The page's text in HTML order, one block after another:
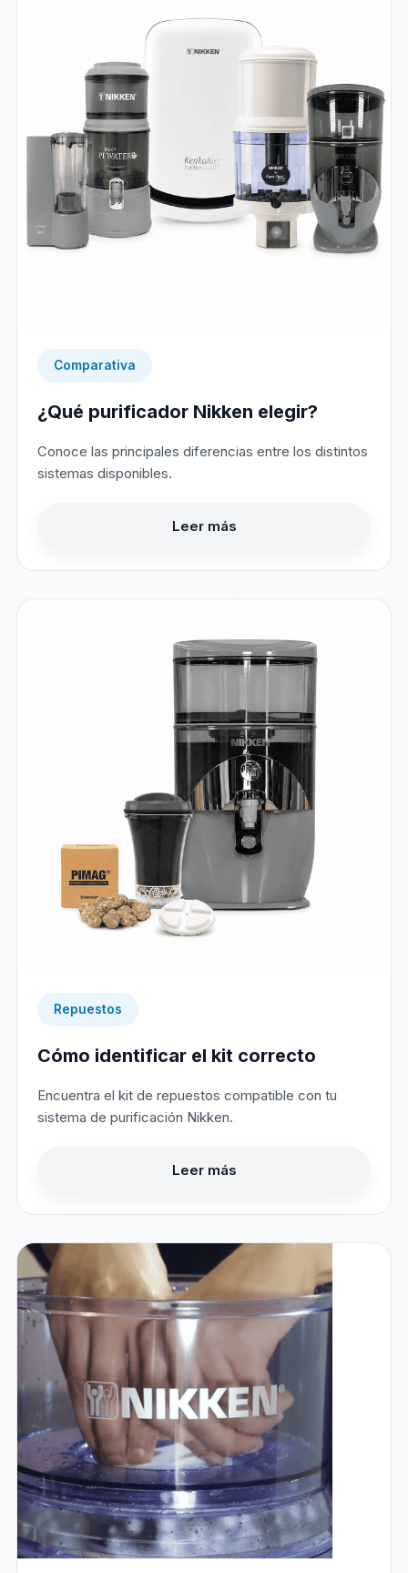
Comparativa
¿Qué purificador Nikken elegir?
Conoce las principales diferencias entre los distintos
sistemas disponibles.
Leer más
Repuestos
Cómo identificar el kit correcto
Encuentra el kit de repuestos compatible con tu
sistema de purificación Nikken.
Leer más